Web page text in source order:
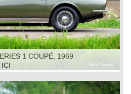
1 COUPÉ, 1969